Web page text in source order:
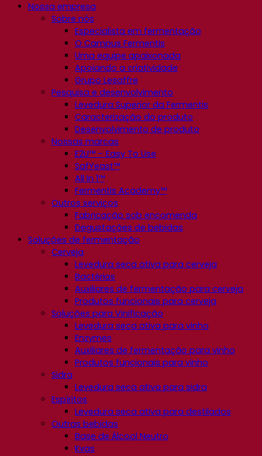
Nossa empresa
Sobre nós
Especialista em fermentação
O Campus Fermentis
Uma equipe apaixonada
Apoiando a criatividade
Grupo Lesaffre
Pesquisa e desenvolvimento
Levedura Superior da Fermentis
Caracterização do produto
Desenvolvimento de produto
Nossas marcas
E2U™ – Easy To Use
SafYeast™
All In 1™
Fermentis Academy™
Outros serviços
Fabricação sob encomenda
Degustações de bebidas
Soluções de fermentação
Cerveja
Levedura seca ativa para cerveja
Bactérias
Auxiliares de fermentação para cerveja
Produtos funcionais para cerveja
Soluções para Vinificação
Levedura seca ativa para vinho
Enzymes
Auxiliares de fermentação para vinho
Produtos funcionais para vinho
Sidra
Levedura seca ativa para sidra
Espíritos
Levedura seca ativa para destilados
Outras bebidas
Base de Álcool Neutro
Kvas